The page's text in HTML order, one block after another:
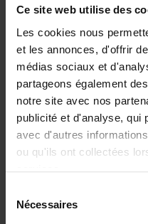
Ce site web utilise des
Les cookies nous
et les annonces, d'offrir
médias sociaux et
partageons également
notre site avec nos
publicité et d'analyse, qui
avec d'autres
ou qu'ils ont collectées
Nécessaires
Jochen
€